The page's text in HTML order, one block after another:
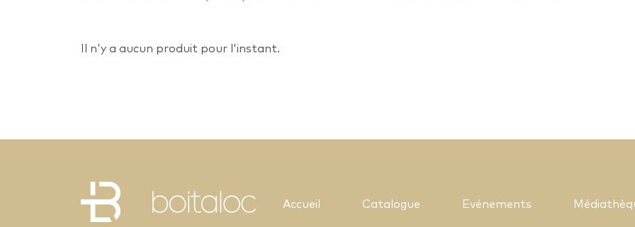
Il n'y a aucun produit pour l'instant.
Accueil Catalogue Evénements